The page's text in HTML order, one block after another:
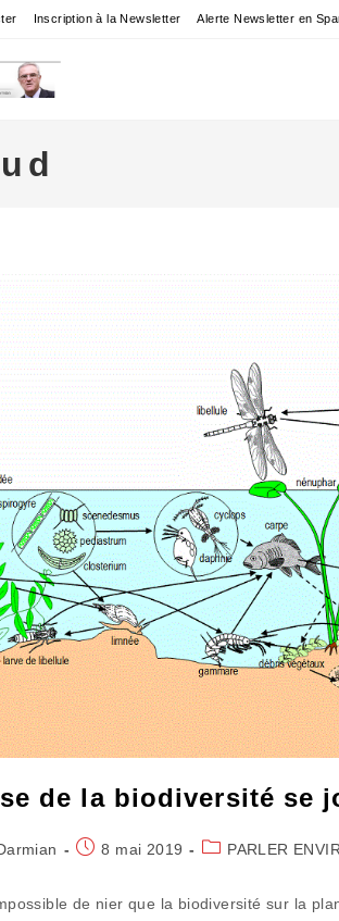
Inscription à la Newsletter Alerte Newsletter en
de la biodiversité se
Publication
8 mai 2019
PostPARLER
de nier que la biodiversité sur la